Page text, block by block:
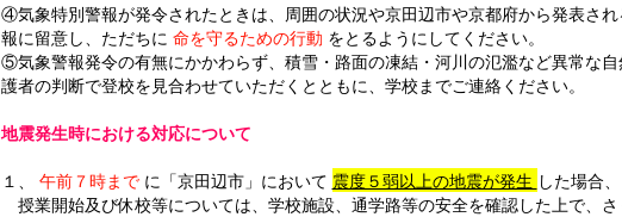
④気象特別警報が発令されたときは、周囲の状況や京田辺市や京都府から発表さ
報に留意し、ただちに 命を守るための行動 をとるようにしてください。
⑤気象警報発令の有無にかかわらず、積雪・路面の凍結・河川の氾濫など異常な
護者の判断で登校を見合わせていただくとともに、学校までご連絡ください。
地震発生時における対応について
１、 午前７時まで に「京田辺市」において 震度５弱以上の地震が発生 した場合
授業開始及び休校等については、学校施設、通学路等の安全を確認した上で、